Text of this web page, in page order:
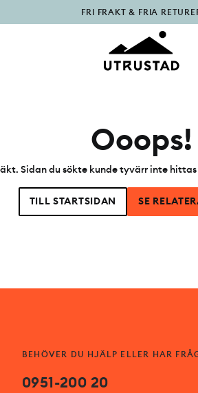
FRI FRAKT & FRIA
PÅFYLLT I OUTLET
Ooops!
Sidan du sökte kunde tyvärr inte
TILL STARTSIDAN SE
BEHÖVER DU HJÄLP ELLER HAR
0951-200 20